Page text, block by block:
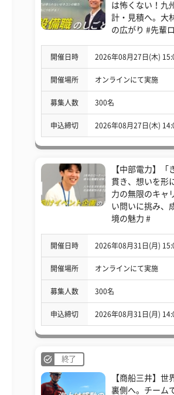
は怖くない！九
計・見積へ。大
の広がり #先輩
開催日時 2026年08月27日(木)
開催場所 オンラインにて実施
募集人数 300名
申込締切 2026年08月27日(木)
【中部電力】「
貫き、想いを形
力の無限のキャ
い問いに挑み、
境の魅力 #
開催日時 2026年08月31日(月)
開催場所 オンラインにて実施
募集人数 300名
申込締切 2026年08月31日(月)
終了
【商船三井】世
裏側へ。チーム